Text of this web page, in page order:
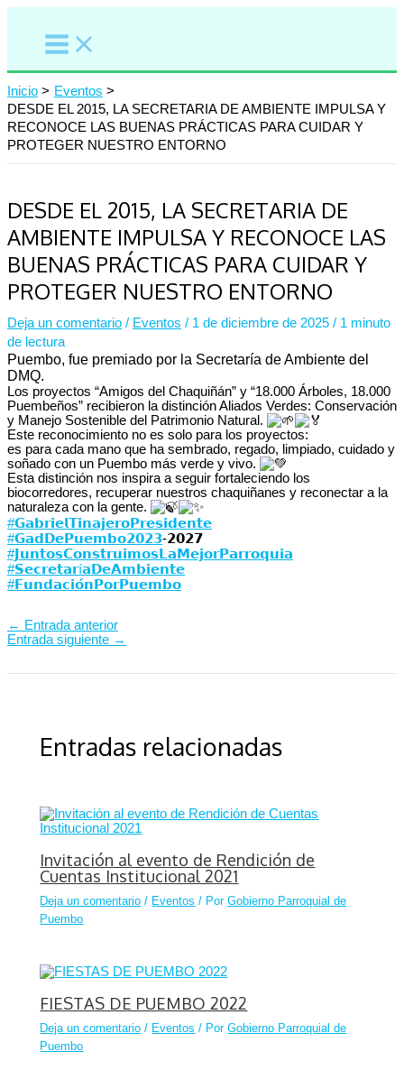
contenido
Inicio
Eventos
DESDE EL 2015, LA SECRETARIA DE AMBIENTE IMPULSA Y
RECONOCE LAS BUENAS PRÁCTICAS PARA CUIDAR Y
PROTEGER NUESTRO ENTORNO
DESDE EL 2015, LA SECRETARIA DE
AMBIENTE IMPULSA Y RECONOCE LAS
BUENAS PRÁCTICAS PARA CUIDAR Y
PROTEGER NUESTRO ENTORNO
Deja un comentario / Eventos / 1 de diciembre de 2025 / 1 minuto
de lectura
Puembo, fue premiado por la Secretaría de Ambiente del
DMQ.
Los proyectos “Amigos del Chaquiñán” y “18.000 Árboles, 18.000
Puembeños” recibieron la distinción Aliados Verdes: Conservación
y Manejo Sostenible del Patrimonio Natural.
Este reconocimiento no es solo para los proyectos:
es para cada mano que ha sembrado, regado, limpiado, cuidado y
soñado con un Puembo más verde y vivo.
Esta distinción nos inspira a seguir fortaleciendo los
biocorredores, recuperar nuestros chaquiñanes y reconectar a la
naturaleza con la gente.
#𝗚𝗮𝗯𝗿𝗶𝗲𝗹𝗧𝗶𝗻𝗮𝗷𝗲𝗿𝗼𝗣𝗿𝗲𝘀𝗶𝗱𝗲𝗻𝘁𝗲
#𝗚𝗮𝗱𝗗𝗲𝗣𝘂𝗲𝗺𝗯𝗼𝟮𝟬𝟮𝟯-𝟮𝟬𝟮𝟳⁣⁣⁣⁣⁣
#𝗝𝘂𝗻𝘁𝗼𝘀𝗖𝗼𝗻𝘀𝘁𝗿𝘂𝗶𝗺𝗼𝘀𝗟𝗮𝗠𝗲𝗷𝗼𝗿𝗣𝗮𝗿𝗿𝗼𝗾𝘂𝗶𝗮
#𝗦𝗲𝗰𝗿𝗲𝘁𝗮𝗿í𝗮𝗗𝗲𝗔𝗺𝗯𝗶𝗲𝗻𝘁𝗲
#𝗙𝘂𝗻𝗱𝗮𝗰𝗶𝗼́𝗻𝗣𝗼𝗿𝗣𝘂𝗲𝗺𝗯𝗼
← Entrada anterior
Entrada siguiente →
Entradas relacionadas
Invitación al evento de Rendición de
Cuentas Institucional 2021
Deja un comentario / Eventos / PorGobierno Parroquial de
Puembo
FIESTAS DE PUEMBO 2022
Deja un comentario / Eventos / PorGobierno Parroquial de
Puembo